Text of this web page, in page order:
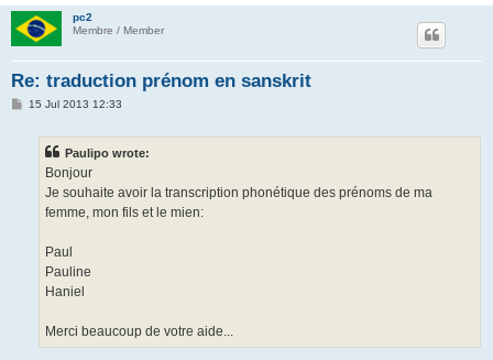
pc2
Membre / Member
Re: traduction prénom en sanskrit
P15 Jul 2013 12:33
Paulipo wrote:
Bonjour
Je souhaite avoir la transcription phonétique des prénoms de ma
femme, mon fils et le mien:
Paul
Pauline
Haniel
Merci beaucoup de votre aide...